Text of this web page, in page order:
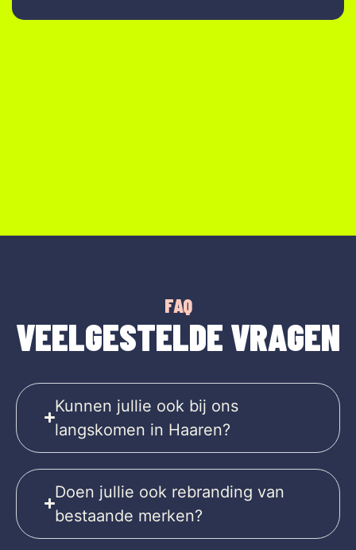
FAQ
VEELGESTELDE VRAGEN
Kunnen jullie ook bij ons
langskomen in Haaren?
Doen jullie ook rebranding van
bestaande merken?